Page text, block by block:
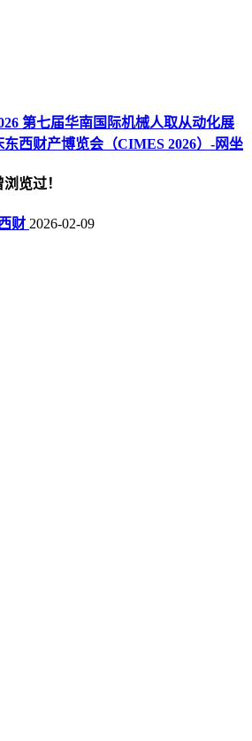
第七届华南国际机械人取从动化展
东西财产博览会（CIMES 2026）-网坐
览过！
财 2026-02-09